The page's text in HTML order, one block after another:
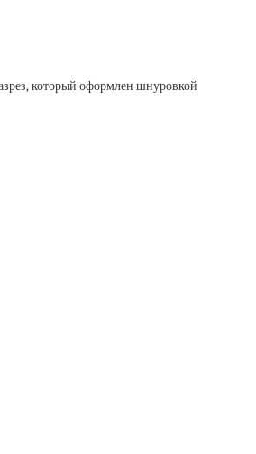
который оформлен шнуровкой